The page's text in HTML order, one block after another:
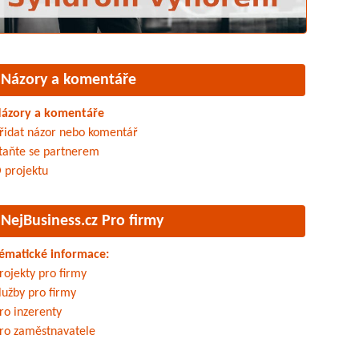
Názory a komentáře
a komentáře
názor nebo komentář
se partnerem
projektu
NejBusiness.cz Pro firmy
informace:
pro firmy
pro firmy
inzerenty
zaměstnavatele